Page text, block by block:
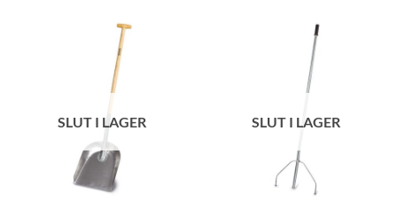
SLUT I LAGER SLUT I LAGER